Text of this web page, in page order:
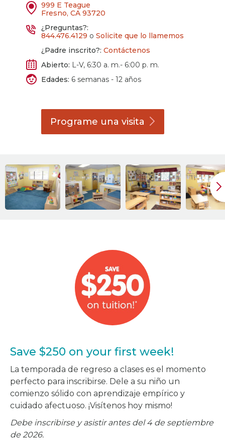
999 E Teague
Fresno, CA 93720
¿Preguntas?:
844.476.4129 o Solicite que lo llamemos
¿Padre inscrito?: Contáctenos
Abierto: L-V, 6:30 a. m.- 6:00 p. m.
Edades: 6 semanas - 12 años
Programe unavisita
Save $250 on your first week!
La temporada de regreso a clases es el momento
perfecto para inscribirse. Dele a su niño un
comienzo sólido con aprendizaje empírico y
cuidado afectuoso. ¡Visítenos hoy mismo!
Debe inscribirse y asistir antes del 4 de septiembre
de 2026.